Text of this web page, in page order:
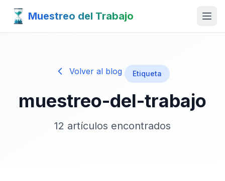
Muestreo del Trabajo
Volver al blog Etiqueta
muestreo-del-trabajo
12 artículos encontrados